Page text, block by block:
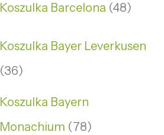
Koszulka Barcelona 48
Koszulka Bayer Leverkusen
36
Koszulka Bayern
Monachium
78